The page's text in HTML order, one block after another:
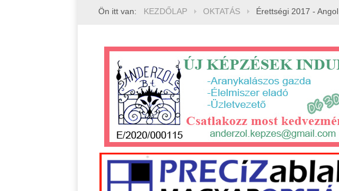
Ön itt van: KEZDŐLAP OKTATÁS Érettségi 2017 - Angol